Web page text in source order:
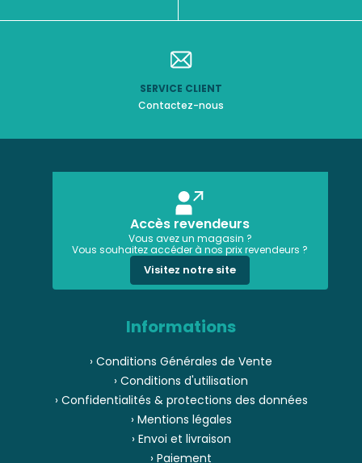
SERVICE CLIENT
Contactez-nous
Accès revendeurs
Vous avez un magasin ?
Vous souhaitez accéder à nos prix revendeurs ?
Visitez notre site
Informations
› Conditions Générales de Vente
› Conditions d'utilisation
› Confidentialités & protections des données
› Mentions légales
› Envoi et livraison
› Paiement